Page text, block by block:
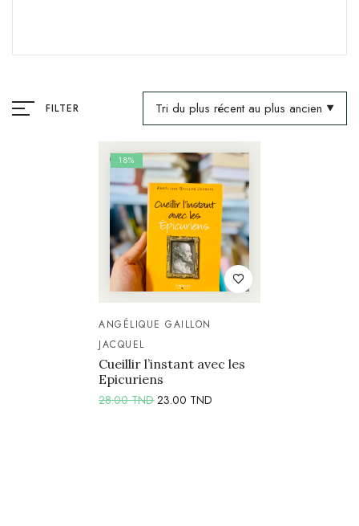
FILTER Tri du plus récent au plus ancien
18%
ANGÉLIQUE GAILLON
JACQUEL
Cueillir l’instant avec les
Epicuriens
28.00TND 23.00 TND